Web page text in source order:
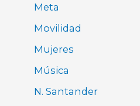
Meta
Movilidad
Mujeres
Música
N. Santander